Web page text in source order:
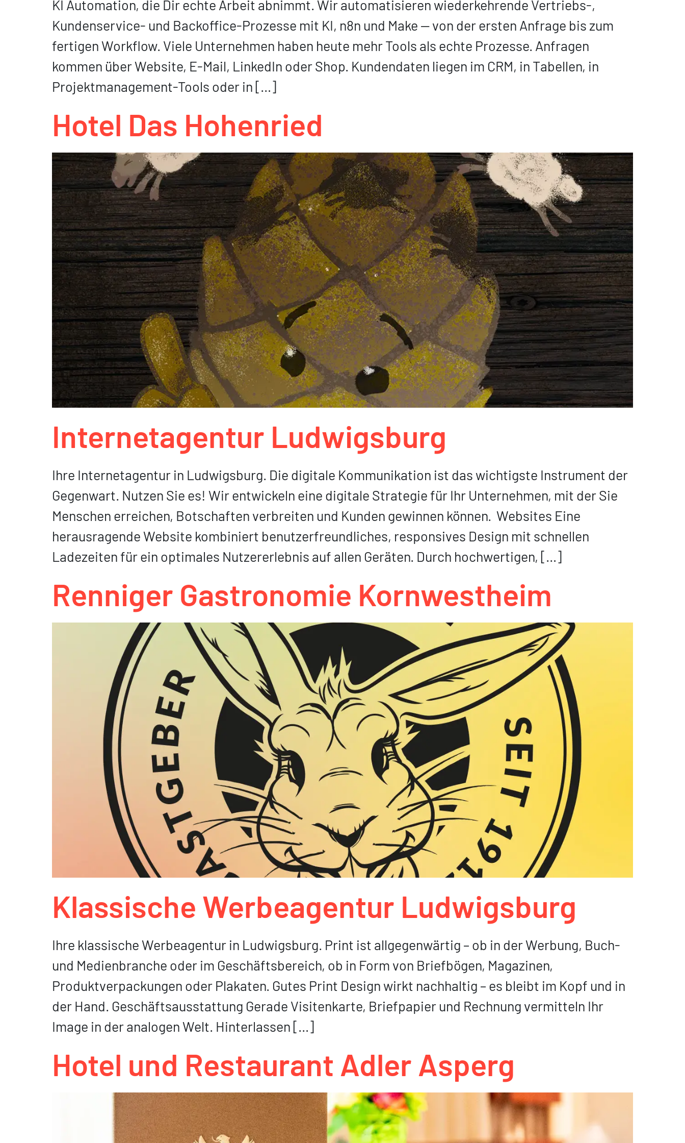
KI Automation, die Dir echte Arbeit abnimmt. Wir automatisieren wiederkehrende Vertriebs-,
Kundenservice- und Backoffice-Prozesse mit KI, n8n und Make — von der ersten Anfrage bis zum
fertigen Workflow. Viele Unternehmen haben heute mehr Tools als echte Prozesse. Anfragen
kommen über Website, E-Mail, LinkedIn oder Shop. Kundendaten liegen im CRM, in Tabellen, in
Projektmanagement-Tools oder in […]
Hotel Das Hohenried
Internetagentur Ludwigsburg
Ihre Internetagentur in Ludwigsburg. Die digitale Kommunikation ist das wichtigste Instrument der
Gegenwart. Nutzen Sie es! Wir entwickeln eine digitale Strategie für Ihr Unternehmen, mit der Sie
Menschen erreichen, Botschaften verbreiten und Kunden gewinnen können. Websites Eine
herausragende Website kombiniert benutzer­freundliches, responsives Design mit schnellen
Ladezeiten für ein optimales Nutzererlebnis auf allen Geräten. Durch hochwertigen, […]
Renniger Gastronomie Kornwestheim
Klassische Werbeagentur Ludwigsburg
Ihre klassische Werbeagentur in Ludwigsburg. Print ist allgegenwärtig – ob in der Werbung, Buch-
und Medienbranche oder im Geschäftsbereich, ob in Form von Briefbögen, Magazinen,
Produktverpackungen oder Plakaten. Gutes Print Design wirkt nachhaltig – es bleibt im Kopf und in
der Hand. Geschäfts­ausstattung Gerade Visitenkarte, Briefpapier und Rechnung vermitteln Ihr
Image in der analogen Welt. Hinterlassen […]
Hotel und Restaurant Adler Asperg